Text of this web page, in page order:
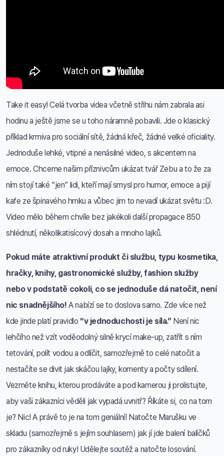
Take it easy! Celá tvorba videa včetně střihu nám zabrala asi
hodinu a ještě jsme se u toho náramně pobavili. Jde o klasický
příklad krmiva pro sociální sítě, žádná křeč, žádné velké oficiality.
Jednoduše lehké, vtipné a nenásilné video, s akcentem na
emoce. Chceme našim příznivcům ukázat tvář Zebu a to že za
ním stojí také “jen” lidi, kteří mají smysl pro humor, emoce a pijí
kafe ze špinavého hrnku a vůbec jim to nevadí ukázat světu :D.
Video mělo během chvíle bez jakékoli další propagace 850
shlédnutí, několikatisícový dosah a mnoho lajků.
Pokud máte atraktivní produkt či službu, typu kosmetika,
hračky, knihy, gastronomické služby, fashion služby
nebo v podstatě cokoli, co se jednoduše dá natočit, není
nic snadnějšího! A nabízí se to doslova samo. Zde více než
kde jinde platí pravidlo “v jednoduchosti je síla.”Není nic
lehčího než vzít voděodolný silně krycí make-up, zatřít s ním
tetování, polít vodou a odlíčit, samozřejmě to celé natočit a
nestačíte se divit jak skáčou lajky, komenty a počty sdílení.
Vezměte knihu, kterou prodáváte a pod kamerou ji prolistujte,
aby vaši zákazníci věděli jak vypadá uvnitř? Říkáte si, co na tom
je? Nic! A právě to je na tom geniální! Natočte Marušku ve
skladu (samozřejmě s jejím souhlasem) jak jí jde balení balíčků
pro zákazníky od ruky! Udělejte soutěž a natočte losování.